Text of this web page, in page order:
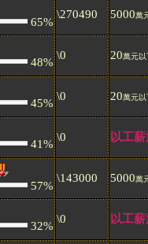
65%
\270490 5000萬
48%
\0 20萬元以
45%
\0 20萬元以
41%
\0 以工
57%
\143000 5000萬
32%
\0 以工